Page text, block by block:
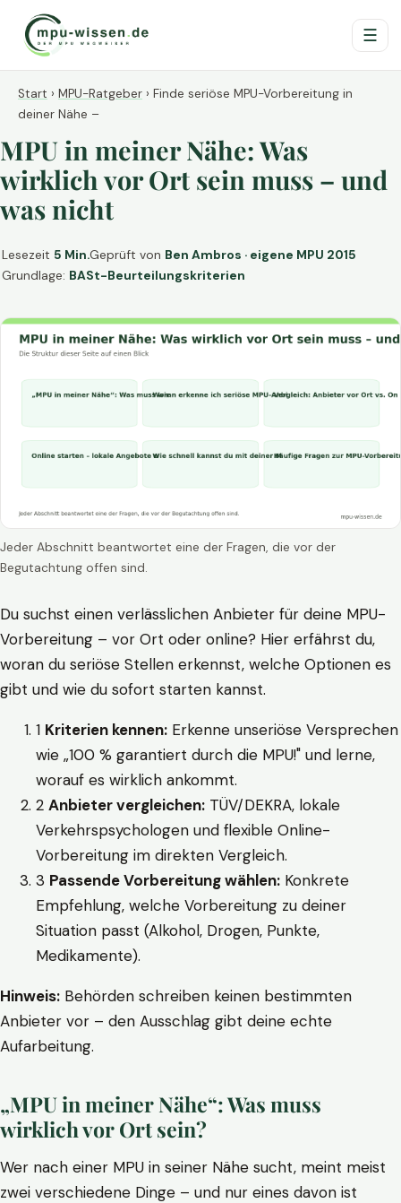
☰
Start › MPU-Ratgeber › Finde seriöse MPU-Vorbereitung in
deiner Nähe –
MPU in meiner Nähe: Was
wirklich vor Ort sein muss – und
was nicht
Lesezeit 5 Min.Geprüft von Ben Ambros · eigene MPU 2015
Grundlage: BASt-Beurteilungskriterien
Jeder Abschnitt beantwortet eine der Fragen, die vor der
Begutachtung offen sind.
Du suchst einen verlässlichen Anbieter für deine MPU-
Vorbereitung – vor Ort oder online? Hier erfährst du,
woran du seriöse Stellen erkennst, welche Optionen es
gibt und wie du sofort starten kannst.
1 Kriterien kennen: Erkenne unseriöse Versprechen
wie „100 % garantiert durch die MPU!" und lerne,
worauf es wirklich ankommt.
2 Anbieter vergleichen: TÜV/DEKRA, lokale
Verkehrspsychologen und flexible Online-
Vorbereitung im direkten Vergleich.
3 Passende Vorbereitung wählen: Konkrete
Empfehlung, welche Vorbereitung zu deiner
Situation passt (Alkohol, Drogen, Punkte,
Medikamente).
Hinweis: Behörden schreiben keinen bestimmten
Anbieter vor – den Ausschlag gibt deine echte
Aufarbeitung.
„MPU in meiner Nähe“: Was muss
wirklich vor Ort sein?
Wer nach einer MPU in seiner Nähe sucht, meint meist
zwei verschiedene Dinge – und nur eines davon ist